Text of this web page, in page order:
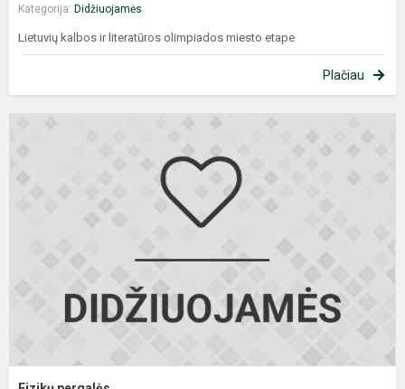
Kategorija: Didžiuojamės
Lietuvių kalbos ir literatūros olimpiados miesto etape
Plačiau